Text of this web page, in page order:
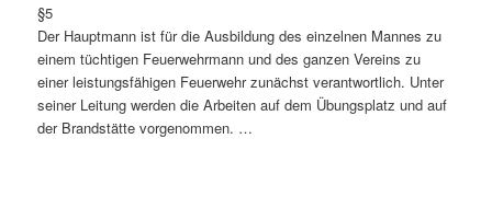
§5
Der Hauptmann ist für die Ausbildung des einzelnen Mannes zu
einem tüchtigen Feuerwehrmann und des ganzen Vereins zu
einer leistungsfähigen Feuerwehr zunächst verantwortlich. Unter
seiner Leitung werden die Arbeiten auf dem Übungsplatz und auf
der Brandstätte vorgenommen. …